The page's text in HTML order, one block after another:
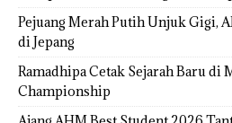
Pejuang Merah Putih Unjuk Gigi,
di Jepang
Ramadhipa Cetak Sejarah Baru di
Championship